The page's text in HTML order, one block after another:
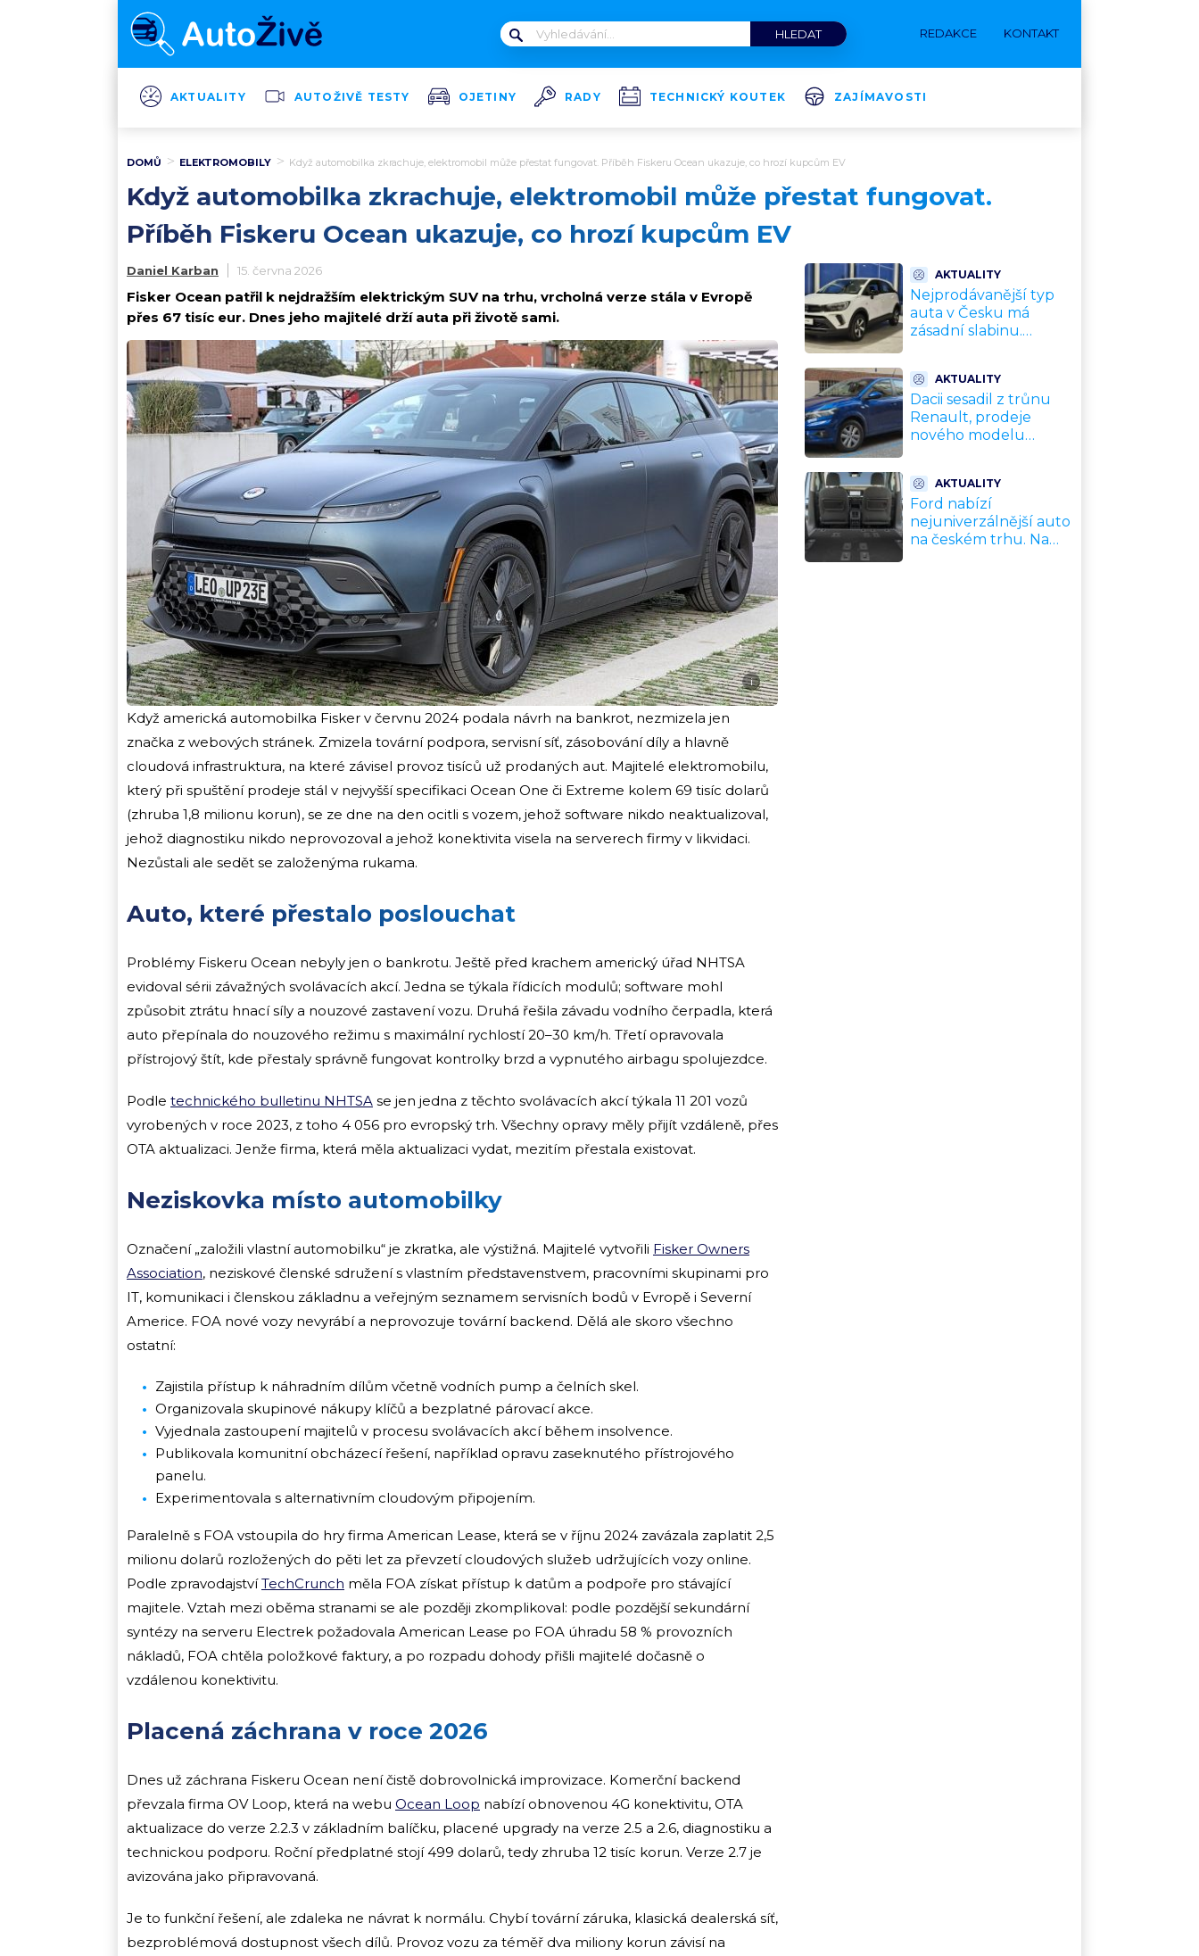
REDAKCE KONTAKT
AKTUALITY AUTOŽIVĚ TESTY OJETINY RADY TECHNICKÝ KOUTEK ZAJÍMAVOSTI
DOMŮ ELEKTROMOBILY Když automobilka zkrachuje, elektromobil může přestat fungovat. Příběh Fiskeru Ocean ukazuje, co hrozí kupcům EV
Když automobilka zkrachuje, elektromobil může přestat fungovat.
Příběh Fiskeru Ocean ukazuje, co hrozí kupcům EV
Daniel Karban 15. června 2026
Fisker Ocean patřil k nejdražším elektrickým SUV na trhu, vrcholná verze stála v Evropě
přes 67 tisíc eur. Dnes jeho majitelé drží auta při životě sami.
i
Když americká automobilka Fisker v červnu 2024 podala návrh na bankrot, nezmizela jen
značka z webových stránek. Zmizela tovární podpora, servisní síť, zásobování díly a hlavně
cloudová infrastruktura, na které závisel provoz tisíců už prodaných aut. Majitelé elektromobilu,
který při spuštění prodeje stál v nejvyšší specifikaci Ocean One či Extreme kolem 69 tisíc dolarů
(zhruba 1,8 milionu korun), se ze dne na den ocitli s vozem, jehož software nikdo neaktualizoval,
jehož diagnostiku nikdo neprovozoval a jehož konektivita visela na serverech firmy v likvidaci.
Nezůstali ale sedět se založenýma rukama.
Auto, které přestalo poslouchat
Problémy Fiskeru Ocean nebyly jen o bankrotu. Ještě před krachem americký úřad NHTSA
evidoval sérii závažných svolávacích akcí. Jedna se týkala řídicích modulů; software mohl
způsobit ztrátu hnací síly a nouzové zastavení vozu. Druhá řešila závadu vodního čerpadla, která
auto přepínala do nouzového režimu s maximální rychlostí 20–30 km/h. Třetí opravovala
přístrojový štít, kde přestaly správně fungovat kontrolky brzd a vypnutého airbagu spolujezdce.
Podle technického bulletinu NHTSA se jen jedna z těchto svolávacích akcí týkala 11 201 vozů
vyrobených v roce 2023, z toho 4 056 pro evropský trh. Všechny opravy měly přijít vzdáleně, přes
OTA aktualizaci. Jenže firma, která měla aktualizaci vydat, mezitím přestala existovat.
Neziskovka místo automobilky
Označení „založili vlastní automobilku“ je zkratka, ale výstižná. Majitelé vytvořili Fisker Owners
Association, neziskové členské sdružení s vlastním představenstvem, pracovními skupinami pro
IT, komunikaci i členskou základnu a veřejným seznamem servisních bodů v Evropě i Severní
Americe. FOA nové vozy nevyrábí a neprovozuje tovární backend. Dělá ale skoro všechno
ostatní:
Zajistila přístup k náhradním dílům včetně vodních pump a čelních skel.
Organizovala skupinové nákupy klíčů a bezplatné párovací akce.
Vyjednala zastoupení majitelů v procesu svolávacích akcí během insolvence.
Publikovala komunitní obcházecí řešení, například opravu zaseknutého přístrojového
panelu.
Experimentovala s alternativním cloudovým připojením.
Paralelně s FOA vstoupila do hry firma American Lease, která se v říjnu 2024 zavázala zaplatit 2,5
milionu dolarů rozložených do pěti let za převzetí cloudových služeb udržujících vozy online.
Podle zpravodajstvíTechCrunch měla FOA získat přístup k datům a podpoře pro stávající
majitele. Vztah mezi oběma stranami se ale později zkomplikoval: podle pozdější sekundární
syntézy na serveru Electrek požadovala American Lease po FOA úhradu 58 % provozních
nákladů, FOA chtěla položkové faktury, a po rozpadu dohody přišli majitelé dočasně o
vzdálenou konektivitu.
Placená záchrana v roce 2026
Dnes už záchrana Fiskeru Ocean není čistě dobrovolnická improvizace. Komerční backend
převzala firma OV Loop, která na webu Ocean Loop nabízí obnovenou 4G konektivitu, OTA
aktualizace do verze 2.2.3 v základním balíčku, placené upgrady na verze 2.5 a 2.6, diagnostiku a
technickou podporu. Roční předplatné stojí 499 dolarů, tedy zhruba 12 tisíc korun. Verze 2.7 je
avizována jako připravovaná.
Je to funkční řešení, ale zdaleka ne návrat k normálu. Chybí tovární záruka, klasická dealerská síť,
bezproblémová dostupnost všech dílů. Provoz vozu za téměř dva miliony korun závisí na
AKTUALITY
Nejprodávanější typ
auta v Česku má
zásadní slabinu.
být nejsilnější
AKTUALITY
Dacii sesadil z trůnu
Renault, prodeje
nového modelu
jedou svojí pohádku
AKTUALITY
Ford nabízí
nejuniverzálnější auto
na českém trhu. Na